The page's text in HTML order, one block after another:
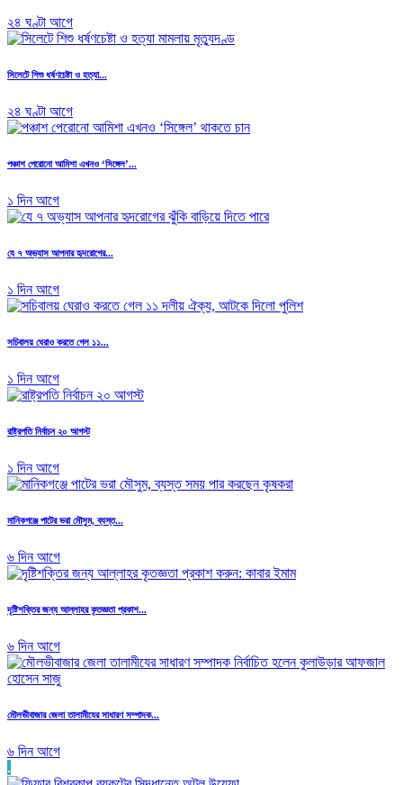
২৪ ঘণ্টা আগে
সিলেটে শিশু ধর্ষণচেষ্টা ও হত্যা...
২৪ ঘণ্টা আগে
পঞ্চাশ পেরোনো আমিশা এখনও ‘সিঙ্গেল’...
১ দিন আগে
যে ৭ অভ্যাস আপনার হৃদরোগের...
১ দিন আগে
সচিবালয় ঘেরাও করতে গেল ১১...
১ দিন আগে
রাষ্ট্রপতি নির্বাচন ২০ আগস্ট
১ দিন আগে
মানিকগঞ্জে পাটের ভরা মৌসুম, ব্যস্ত...
৬ দিন আগে
দৃষ্টিশক্তির জন্য আল্লাহর কৃতজ্ঞতা প্রকাশ...
৬ দিন আগে
মৌলভীবাজার জেলা তালামীযের সাধারণ সম্পাদক...
৬ দিন আগে
.